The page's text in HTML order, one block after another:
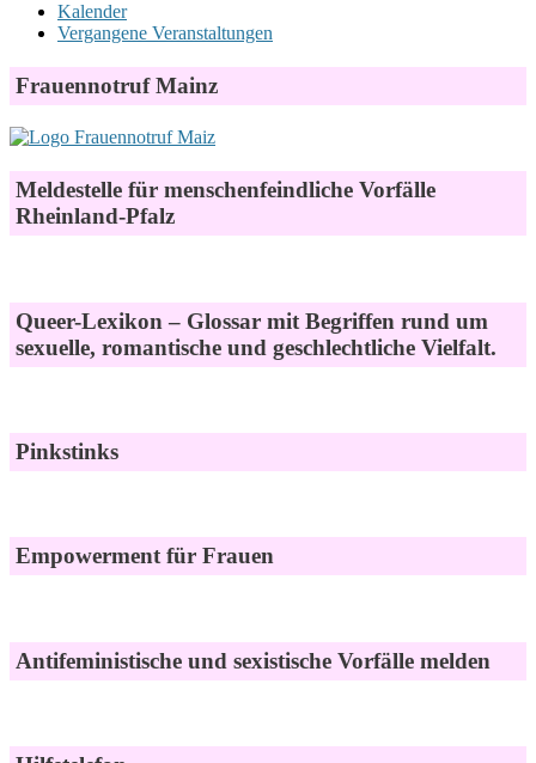
Kalender
Vergangene Veranstaltungen
Frauennotruf Mainz
Meldestelle für menschenfeindliche Vorfälle
Rheinland-Pfalz
Queer-Lexikon – Glossar mit Begriffen rund um
sexuelle, romantische und geschlechtliche Vielfalt.
Pinkstinks
Empowerment für Frauen
Antifeministische und sexistische Vorfälle melden